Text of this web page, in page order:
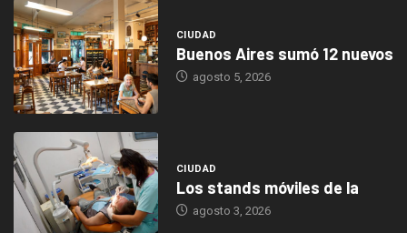
CIUDAD
Buenos Aires sumó 12 nuevos
agosto 5, 2026
CIUDAD
Los stands móviles de la
agosto 3, 2026